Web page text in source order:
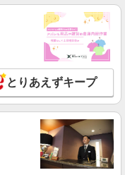
とりあえずキープ